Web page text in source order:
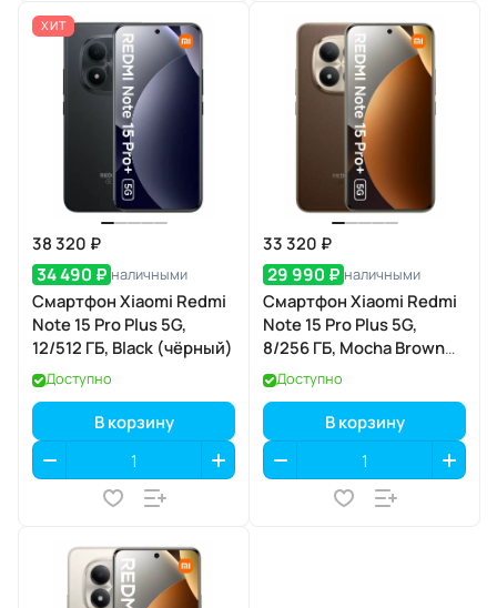
ХИТ
38 320 ₽
34 490 ₽ наличными
Смартфон Xiaomi Redmi
Note 15 Pro Plus 5G,
12/512 ГБ, Black (чёрный)
Доступно
В корзину
33 320 ₽
29 990 ₽ наличными
Смартфон Xiaomi Redmi
Note 15 Pro Plus 5G,
8/256 ГБ, Mocha Brown
(коричневый мокко)
Доступно
В корзину